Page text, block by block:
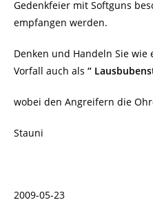
Gedenkfeier mit Softguns
empfangen werden.
Denken und Handeln Sie
Vorfall auch als “
wobei den Angreifern die
Stauni
2009-05-23